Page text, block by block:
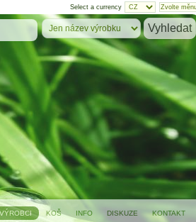
Select a currency
VÝROBCI KOŠ INFO DISKUZE KONTAKT